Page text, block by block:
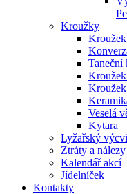
Kroužky
Taneční
Veselá
Kytara
Lyžařský
Ztráty a nálezy
Kalendář akcí
Jídelníček
Kontakty